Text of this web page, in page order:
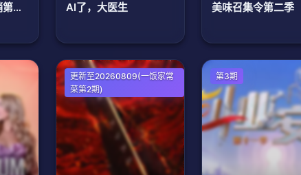
开播吧！青春采销第二季 AI了，大医生 美味召集令第二季
大陆综艺
更新至20260809(一饭家常
菜第2期)
第3期